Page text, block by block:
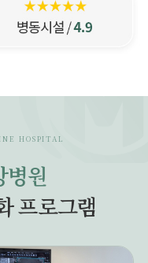
HOSPITAL
병원
프로그램